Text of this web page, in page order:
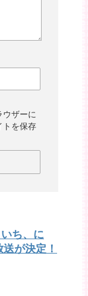
ウザーに
トを保存
ち、に
が決定！